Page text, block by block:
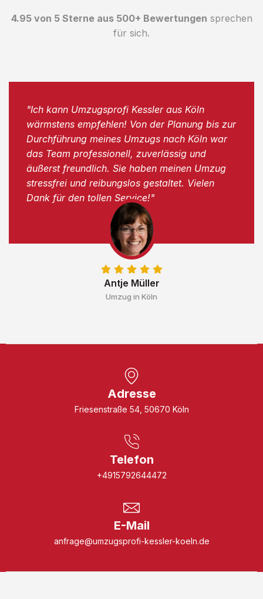
4.95 von 5 Sterne aus 500+ Bewertungen sprechen
für sich.
Antje Müller
Umzug in Köln
"Ich kann Umzugsprofi Kessler aus Köln
wärmstens empfehlen! Von der Planung bis zur
Durchführung meines Umzugs nach Köln war
das Team professionell, zuverlässig und
äußerst freundlich. Sie haben meinen Umzug
stressfrei und reibungslos gestaltet. Vielen
Dank für den tollen Service!"
Adresse
Friesenstraße 54, 50670 Köln
Telefon
+4915792644472
E-Mail
anfrage@umzugsprofi-kessler-koeln.de